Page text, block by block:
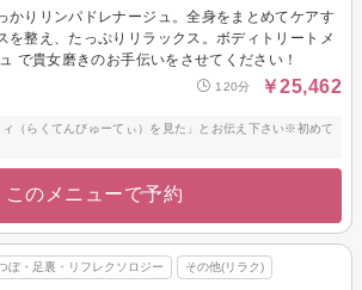
かりリンパドレナージュ。全身をまとめてケアす
を整え、たっぷりリラックス。ボディトリートメ
で貴女磨きのお手伝いをさせてください！
120分 ￥25,462
（らくてんびゅーてぃ）を見た」とお伝え下さい※初めて
このメニューで予約
ぼ・足裏・リフレクソロジー その他(リラク)